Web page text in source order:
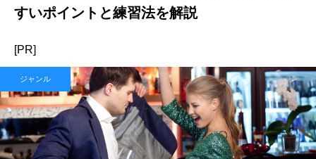
すいポイントと練習法を解説
[PR]
ジャンル